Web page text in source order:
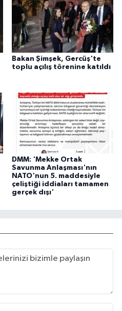
Bakan Şimşek, Gercüş'te
toplu açılış törenine katıldı
DMM: 'Mekke Ortak
Savunma Anlaşması'nın
NATO'nun 5. maddesiyle
çeliştiği iddiaları tamamen
gerçek dışı'